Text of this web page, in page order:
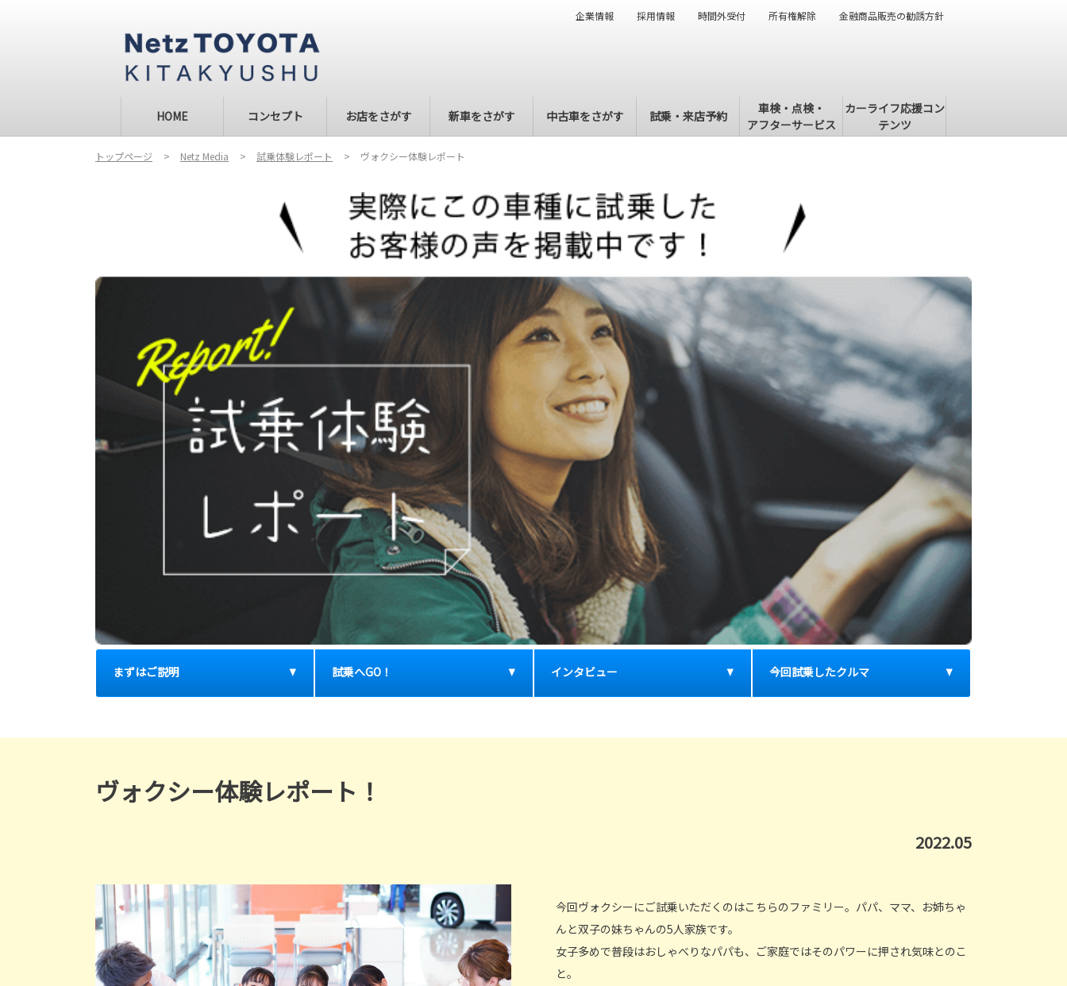
HOME コンセプト お店をさがす 新車をさがす 中古車をさがす 試乗・来店予約
車検・点検・
アフターサービス
カーライフ応援コン
テンツ
企業情報 採用情報 時間外受付 所有権解除 金融商品販売の勧誘方針
トップページ Netz Media 試乗体験レポート ヴォクシー体験レポート
まずはご説明 試乗へGO！ インタビュー 今回試乗したクルマ
ヴォクシー体験レポート！
2022.05
今回ヴォクシーにご試乗いただくのはこちらのファミリー。パパ、ママ、お姉ちゃ
んと双子の妹ちゃんの5人家族です。
女子多めで普段はおしゃべりなパパも、ご家庭ではそのパワーに押され気味とのこ
と。